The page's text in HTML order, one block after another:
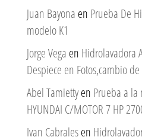
Juan Bayona en Prueba De
modelo K1
Jorge Vega en Hidrolavadora
Despiece en Fotos,cambio
Abel Tamiettyen Prueba a la
HYUNDAI C/MOTOR 7 HP
Ivan Cabralesen